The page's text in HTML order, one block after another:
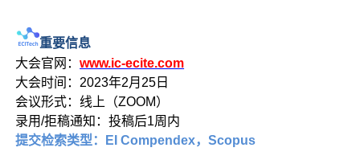
重要信息
大会官网：www.ic-ecite.com
大会时间：2023年2月25日
会议形式：线上（ZOOM）
录用/拒稿通知：投稿后1周内
提交检索类型：EI Compendex，Scopus